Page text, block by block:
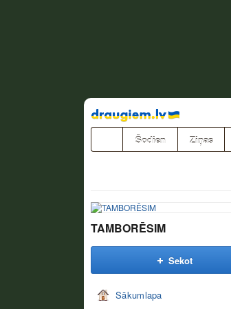
Pāriet
uz
saturu
Šodien Ziņas
TAMBORĒSIM
Sekot
Sākumlapa